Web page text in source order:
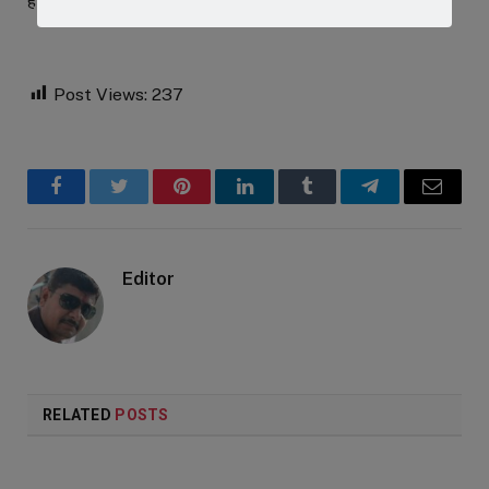
Post Views: 237
FacebookTwitter PinterestLinkedInTumblr TelegramEmail
Editor
RELATED POSTS